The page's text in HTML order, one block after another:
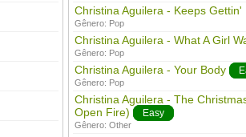
Christina Aguilera - Keeps Gettin'
Gênero: Pop
Christina Aguilera - What A Girl
Gênero: Pop
Christina Aguilera - Your Body
Gênero: Pop
Christina Aguilera - The
Open Fire)
Easy
Gênero: Other